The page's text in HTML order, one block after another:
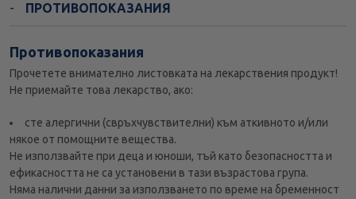
ПРОТИВОПОКАЗАНИЯ
Противопоказания
Прочетете внимателно листовката на лекарствения продукт!
Не приемайте това лекарство, ако:
сте алергични (свръхчувствителни) към аткивното и/или
някое от помощните вещества.
Не използвайте при деца и юноши, тъй като безопасността и
ефикасността не са установени в тази възрастова група.
Няма налични данни за използването по време на бременност